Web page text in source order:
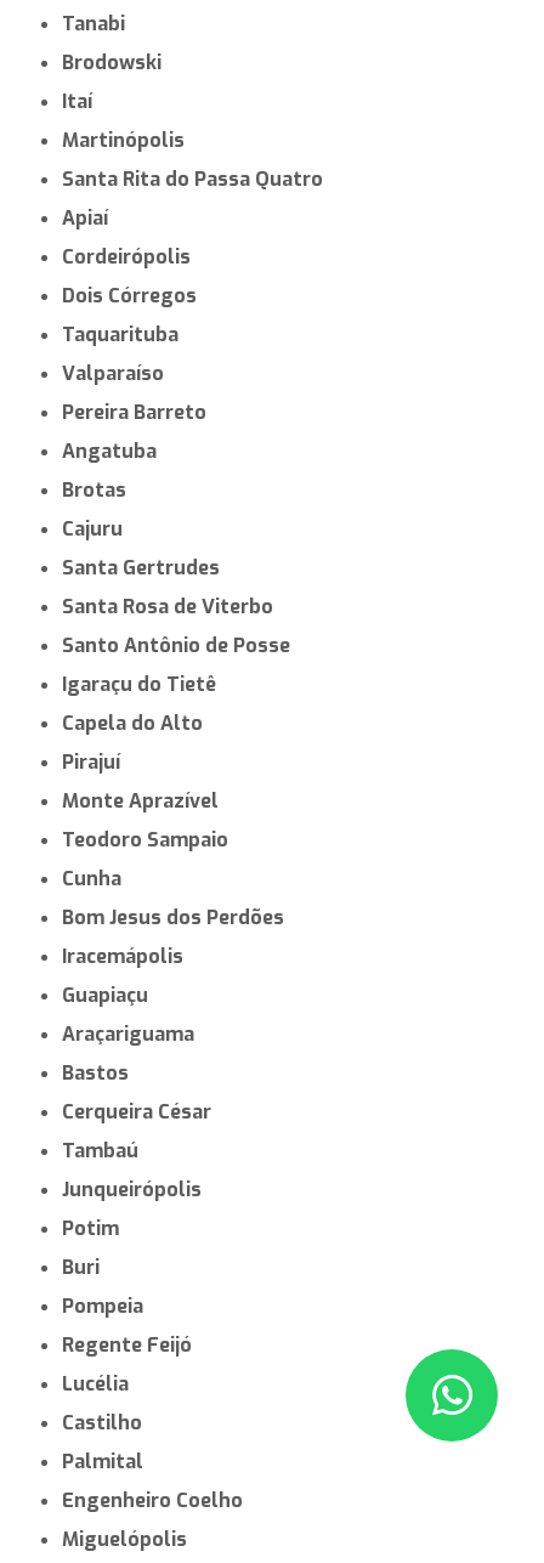
Tanabi
Brodowski
Itaí
Martinópolis
Santa Rita do Passa Quatro
Apiaí
Cordeirópolis
Dois Córregos
Taquarituba
Valparaíso
Pereira Barreto
Angatuba
Brotas
Cajuru
Santa Gertrudes
Santa Rosa de Viterbo
Santo Antônio de Posse
Igaraçu do Tietê
Capela do Alto
Pirajuí
Monte Aprazível
Teodoro Sampaio
Cunha
Bom Jesus dos Perdões
Iracemápolis
Guapiaçu
Araçariguama
Bastos
Cerqueira César
Tambaú
Junqueirópolis
Potim
Buri
Pompeia
Regente Feijó
Lucélia
Castilho
Palmital
Engenheiro Coelho
Miguelópolis